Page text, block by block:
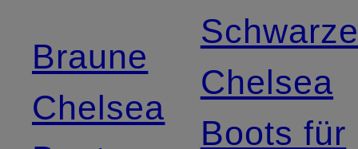
Braune
Chelsea
Chelsea
Boots für